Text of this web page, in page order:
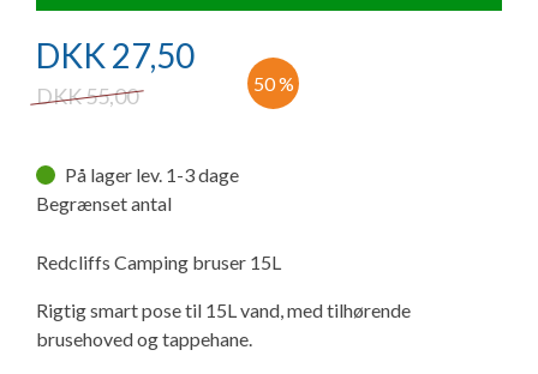
Adria Astella
Next
Hobby Prestige
Hobby Maxia
Ny campingvogn - godt at vide
Lille campingvogn
Forsikring af campingvogn
Vil du sælge din campingvogn?
Isabella fortelte
Isabella Lufttelte
Adria Coral
Adria Compact
Internet i campingvognen
Aircondition og klimaanlæg
E-trailer kontrol- og sikkerhedsapp
3 spændende ideer til campingvognen
GRØN Virksomhed
Tuxer måleskemaer
Sikker handel
Klagemuligheder
Konkurrenceregler
DKK 27,50
DKK55,00 50 %
På lager lev. 1-3 dage
Begrænset antal
Redcliffs Camping bruser 15L
Rigtig smart pose til 15L vand, med tilhørende
brusehoved og tappehane.